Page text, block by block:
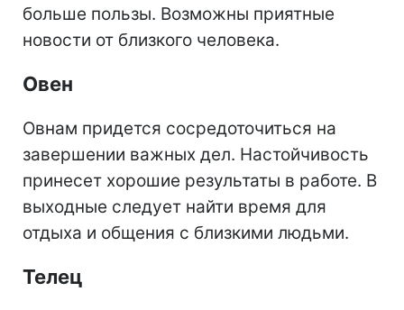
больше пользы. Возможны приятные
новости от близкого человека.
Овен
Овнам придется сосредоточиться на
завершении важных дел. Настойчивость
принесет хорошие результаты в работе. В
выходные следует найти время для
отдыха и общения с близкими людьми.
Телец